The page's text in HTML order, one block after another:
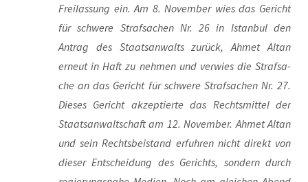
Frei­las­sung ein. Am 8. Novem­ber wies das Gericht
für schwe­re Straf­sa­chen Nr. 26 in Istan­bul den
Antrag des Staats­an­walts zurück, Ahmet Altan
erneut in Haft zu neh­men und ver­wies die Straf­sa­
che an das Gericht für schwe­re Straf­sa­chen Nr. 27.
Die­ses Gericht akzep­tier­te das Rechts­mit­tel der
Staats­an­walt­schaft am 12. Novem­ber. Ahmet Altan
und sein Rechts­bei­stand erfuh­ren nicht direkt von
die­ser Ent­schei­dung des Gerichts, son­dern durch